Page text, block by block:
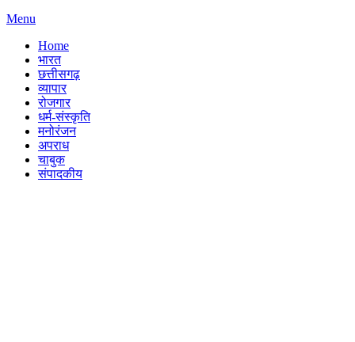
Menu
Home
भारत
छत्तीसगढ़
व्यापार
रोजगार
धर्म-संस्कृति
मनोरंजन
अपराध
चाबुक
संपादकीय